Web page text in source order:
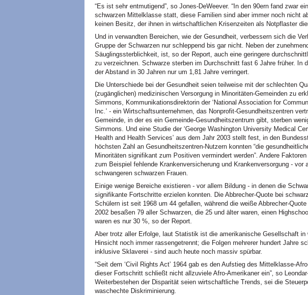
“Es ist sehr entmutigend”, so Jones-DeWeever. “In den 90ern fand zwar
schwarzen Mittelklasse statt, diese Familien sind aber immer noch nicht
keinen Besitz, der ihnen in wirtschaftlichen Krisenzeiten als Notpflaster
Und in verwandten Bereichen, wie der Gesundheit, verbessern sich die
Gruppe der Schwarzen nur schleppend bis gar nicht. Neben der
Säuglingssterblichkeit, ist, so der Report, auch eine geringere
zu verzeichnen. Schwarze sterben im Durchschnitt fast 6 Jahre früher. In
der Abstand in 30 Jahren nur um 1,81 Jahre verringert.
Die Unterschiede bei der Gesundheit seien teilweise mit der schlechten
(zugänglichen) medizinischen Versorgung in Minoritäten-Gemeinden zu
Simmons, Kommunikationsdirektorin der ‘National Association for
Inc.’ - ein Wirtschaftsunternehmen, das Nonprofit-Gesundheitszentren
Gemeinde, in der es ein Gemeinde-Gesundheitszentrum gibt, sterben
Simmons. Und eine Studie der ‘George Washington University Medical
Health and Health Services’ aus dem Jahr 2003 stellt fest, in den
höchsten Zahl an Gesundheitszentren-Nutzern konnten “die
Minoritäten signifikant zum Positiven vermindert werden”. Andere
zum Beispiel fehlende Krankenversicherung und Krankenversorgung - vor
schwangeren schwarzen Frauen.
Einige wenige Bereiche existieren - vor allem Bildung - in denen die
signifikante Fortschritte erzielen konnten. Die Abbrecher-Quote bei
Schülern ist seit 1968 um 44 gefallen, während die weiße Abbrecher-
2002 besaßen 79 aller Schwarzen, die 25 und älter waren, einen
waren es nur 30 %, so der Report.
Aber trotz aller Erfolge, laut Statistik ist die amerikanische Gesellschaft in
Hinsicht noch immer rassengetrennt; die Folgen mehrerer hundert Jahre
inklusive Sklaverei - sind auch heute noch massiv spürbar.
“Seit dem ‘Civil Rights Act’ 1964 gab es den Aufstieg des Mittelklasse-
dieser Fortschritt schließt nicht allzuviele Afro-Amerikaner ein”, so
Weiterbestehen der Disparität seien wirtschaftliche Trends, sei die
waschechte Diskriminierung.